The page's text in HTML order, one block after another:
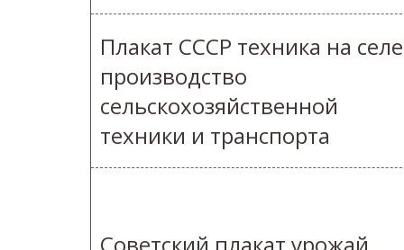
Плакат СССР техника на селе
производство
сельскохозяйственной
техники и транспорта